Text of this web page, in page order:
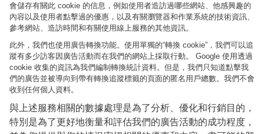
會儲存有關此 cookie 的信息，例如使用者造訪過哪些網站、他感興趣的
內容以及使用者點擊過的優惠，以及有關瀏覽器和作業系統的技術資訊、
參考網站、造訪時間和有關使用線上服務的其他資訊。
此外，我們也使用廣告轉換功能。使用單獨的“轉換 cookie”，我們可以追
蹤有多少訪客因廣告活動而在我們的網站上採取行動。 Google 使用透過
cookie 收集的資訊為我們編制轉換統計資料。但是，我們只知道點擊我
們的廣告並被導向到帶有轉換追蹤標籤的頁面的匿名用戶總數。我們不會
收到任何個人資料。
與上述服務相關的數據處理是為了分析、優化和行銷目的，
特別是為了更好地衡量和評估我們的廣告活動的成功程度，